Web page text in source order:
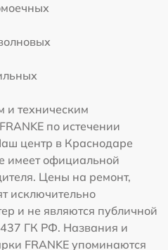
и техническим
по истечении
центр в Краснодаре
имеет официальной
Цены на ремонт,
исключительно
и не являются публичной
437 ГК РФ. Названия и
FRANKE упоминаются